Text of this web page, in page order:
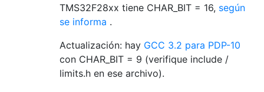
TMS32F28xx tiene CHAR_BIT = 16, según
se informa .
Actualización: hay GCC 3.2 para PDP-10
con CHAR_BIT = 9 (verifique include /
limits.h en ese archivo).